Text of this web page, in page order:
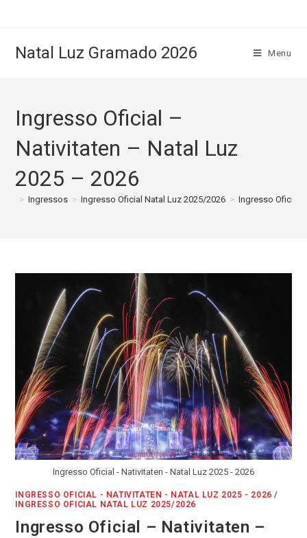
Natal Luz Gramado 2026 Menu
Ingresso Oficial –
Nativitaten – Natal Luz
2025 – 2026
> Ingressos > Ingresso Oficial Natal Luz 2025/2026 > Ingresso Oficial
Ingresso Oficial - Nativitaten - Natal Luz 2025 - 2026
INGRESSO OFICIAL - NATIVITATEN - NATAL LUZ 2025 - 2026 /
INGRESSO OFICIAL NATAL LUZ 2025/2026
Ingresso Oficial – Nativitaten –